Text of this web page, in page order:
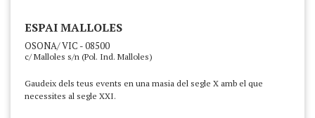
ESPAI MALLOLES
OSONA/ VIC - 08500
c/ Malloles s/n (Pol. Ind. Malloles)
Gaudeix dels teus events en una masia del segle X amb el que
necessites al segle XXI.